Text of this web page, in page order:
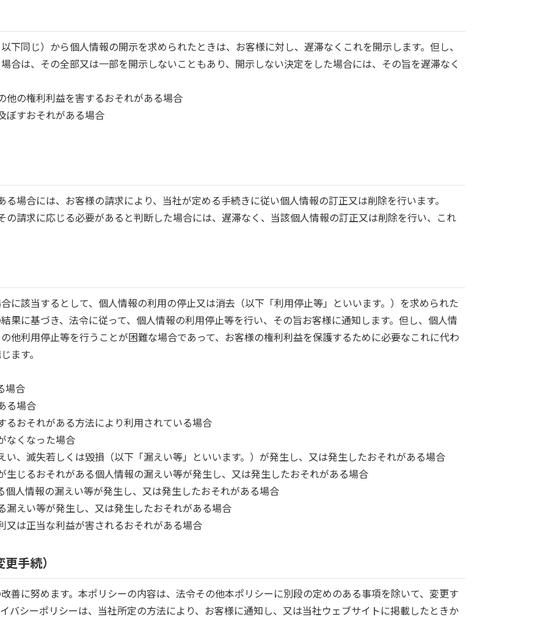
下同じ）から個人情報の開示を求められたときは、お客様に対し、遅滞なくこれを開示します。但し、
合は、その全部又は一部を開示しないこともあり、開示しない決定をした場合には、その旨を遅滞なく
他の権利利益を害するおそれがある場合
ぼすおそれがある場合
場合には、お客様の請求により、当社が定める手続きに従い個人情報の訂正又は削除を行います。
請求に応じる必要があると判断した場合には、遅滞なく、当該個人情報の訂正又は削除を行い、これ
に該当するとして、個人情報の利用の停止又は消去（以下「利用停止等」といいます。）を求められた
果に基づき、法令に従って、個人情報の利用停止等を行い、その旨お客様に通知します。但し、個人情
他利用停止等を行うことが困難な場合であって、お客様の権利利益を保護するために必要なこれに代わ
ます。
場合
る場合
おそれがある方法により利用されている場合
なくなった場合
、滅失若しくは毀損（以下「漏えい等」といいます。）が発生し、又は発生したおそれがある場合
じるおそれがある個人情報の漏えい等が発生し、又は発生したおそれがある場合
人情報の漏えい等が発生し、又は発生したおそれがある場合
えい等が発生し、又は発生したおそれがある場合
は正当な利益が害されるおそれがある場合
手続）
善に努めます。本ポリシーの内容は、法令その他本ポリシーに別段の定めのある事項を除いて、変更す
バシーポリシーは、当社所定の方法により、お客様に通知し、又は当社ウェブサイトに掲載したときか